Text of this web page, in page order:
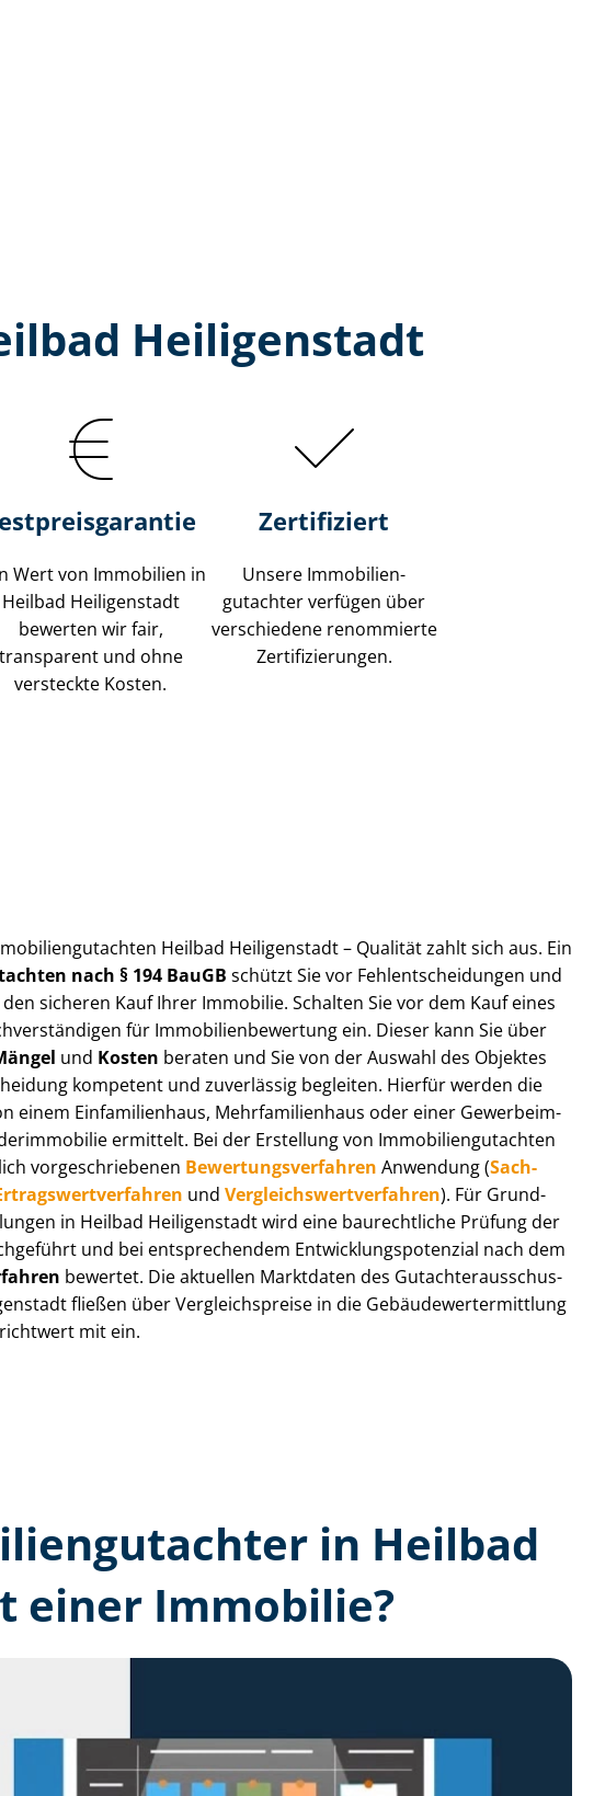
Heiligenstadt
Wert von Immobilien in
Heilbad Heiligenstadt
bewerten wir fair,
transparent und ohne
versteckte Kosten.
Zertifiziert
Unsere Immobilien­
gutachter verfügen über
verschiedene renommierte
Zer­ti­fi­zie­run­gen.
Heilbad Heiligenstadt – Qualität zahlt sich aus. Ein
nach § 194 BauGB schützt Sie vor Fehl­ent­schei­dun­gen und
sicheren Kauf Ihrer Immobilie. Schalten Sie vor dem Kauf eines
für Im­mo­bi­li­en­be­wer­tung ein. Dieser kann Sie über
und Kosten beraten und Sie von der Auswahl des Objektes
kompetent und zuverlässig begleiten. Hierfür werden die
einem Einfamilienhaus, Mehr­fa­mi­li­en­haus oder einer Ge­wer­be­im­
ermittelt. Bei der Erstellung von Im­mo­bi­li­en­gut­ach­ten
vor­ge­schrie­be­nen Be­wer­tungs­ver­fah­ren Anwendung (Sach­
und Ver­gleichs­wert­ver­fah­ren). Für Grund­
in Heilbad Heiligenstadt wird eine baurechtliche Prüfung der
und bei entsprechendem Ent­wick­lungs­po­ten­zi­al nach dem
bewertet. Die aktuellen Marktdaten des Gut­ach­ter­aus­schus­
fließen über Ver­gleichs­prei­se in die Ge­bäu­de­wert­ermitt­lung
mit ein.
in Heilbad
einer Immobilie?